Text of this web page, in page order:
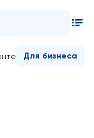
Для бизнеса